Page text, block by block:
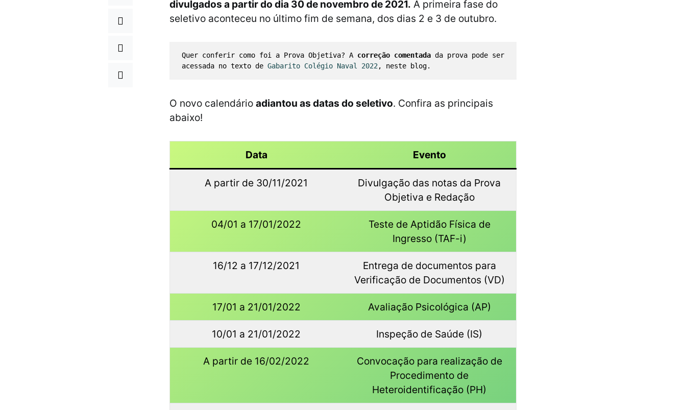
divulgados a partir do dia 30 de novembro de 2021. A primeira fase do
seletivo aconteceu no último fim de semana, dos dias 2 e 3 de outubro.
Quer conferir como foi a Prova Objetiva? A correção comentada da prova pode ser
acessada no texto de Gabarito Colégio Naval 2022 , neste blog.
O novo calendário adiantou as datas do seletivo. Confira as principais
abaixo!
Data Evento
A partir de 30/11/2021
Divulgação das notas da Prova
Objetiva e Redação
04/01 a 17/01/2022
Teste de Aptidão Física de
Ingresso (TAF-i)
16/12 a 17/12/2021
Entrega de documentos para
Verificação de Documentos (VD)
17/01 a 21/01/2022 Avaliação Psicológica (AP)
10/01 a 21/01/2022 Inspeção de Saúde (IS)
A partir de 16/02/2022
Convocação para realização de
Procedimento de
Heteroidentificação (PH)